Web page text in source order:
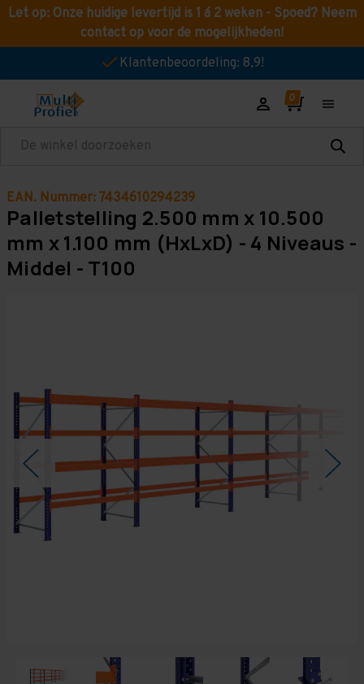
Let op: Onze huidige levertijd is 1 á 2 weken - Spoed? Neem
contact op voor de mogelijkheden!
Klantenbeoordeling: 8,9!
Zoeken
EAN. Nummer: 7434610294239
Palletstelling 2.500 mm x 10.500
mm x 1.100 mm (HxLxD) - 4 Niveaus -
Middel - T100